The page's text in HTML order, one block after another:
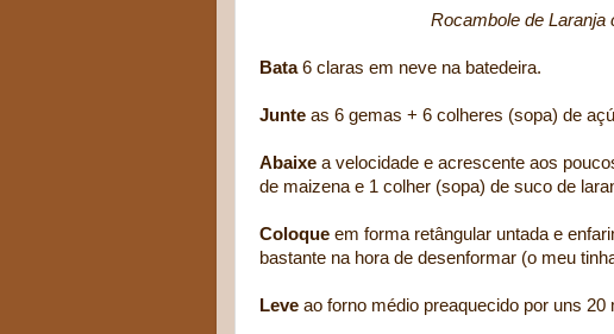
Rocambole de Laranja com
Bata6 claras em neve na batedeira.
Junte as 6 gemas + 6 colheres (sopa) de
Abaixe a velocidade e acrescente aos
de maizena e 1 colher (sopa) de suco de
Coloque em forma retângular untada e
bastante na hora de desenformar (o meu
Leve ao forno médio preaquecido por uns